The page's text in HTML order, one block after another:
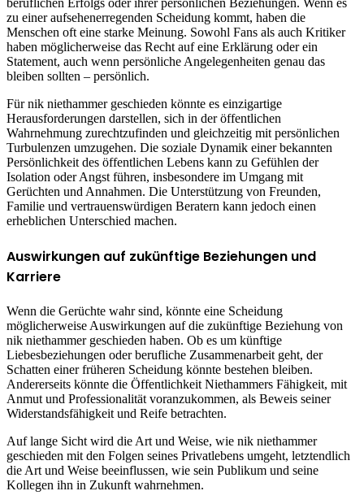
beruflichen Erfolgs oder ihrer persönlichen Beziehungen. Wenn es
zu einer aufsehenerregenden Scheidung kommt, haben die
Menschen oft eine starke Meinung. Sowohl Fans als auch Kritiker
haben möglicherweise das Recht auf eine Erklärung oder ein
Statement, auch wenn persönliche Angelegenheiten genau das
bleiben sollten – persönlich.
Für nik niethammer geschieden könnte es einzigartige
Herausforderungen darstellen, sich in der öffentlichen
Wahrnehmung zurechtzufinden und gleichzeitig mit persönlichen
Turbulenzen umzugehen. Die soziale Dynamik einer bekannten
Persönlichkeit des öffentlichen Lebens kann zu Gefühlen der
Isolation oder Angst führen, insbesondere im Umgang mit
Gerüchten und Annahmen. Die Unterstützung von Freunden,
Familie und vertrauenswürdigen Beratern kann jedoch einen
erheblichen Unterschied machen.
Auswirkungen auf zukünftige Beziehungen und
Karriere
Wenn die Gerüchte wahr sind, könnte eine Scheidung
möglicherweise Auswirkungen auf die zukünftige Beziehung von
nik niethammer geschieden haben. Ob es um künftige
Liebesbeziehungen oder berufliche Zusammenarbeit geht, der
Schatten einer früheren Scheidung könnte bestehen bleiben.
Andererseits könnte die Öffentlichkeit Niethammers Fähigkeit, mit
Anmut und Professionalität voranzukommen, als Beweis seiner
Widerstandsfähigkeit und Reife betrachten.
Auf lange Sicht wird die Art und Weise, wie nik niethammer
geschieden mit den Folgen seines Privatlebens umgeht, letztendlich
die Art und Weise beeinflussen, wie sein Publikum und seine
Kollegen ihn in Zukunft wahrnehmen.